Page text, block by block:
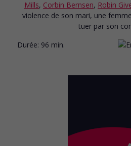
Mills, Corbin Bernsen, Robin
violence de son mari, une
tuer par son
Durée: 96 min.